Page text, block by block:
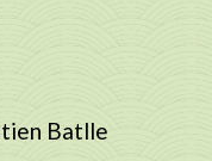
Batlle